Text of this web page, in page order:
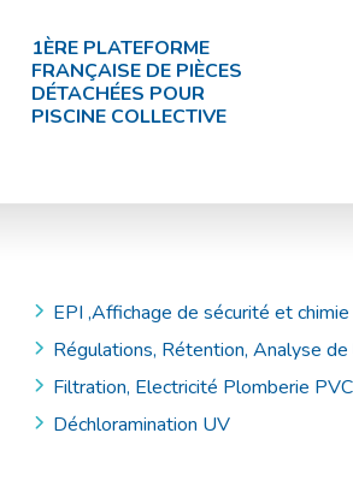
1ÈRE PLATEFORME
FRANÇAISE DE PIÈCES
DÉTACHÉES POUR
PISCINE COLLECTIVE
EPI ,Affichage de sécurité et
Régulations, Rétention, Analyse de
Filtration, Electricité Plomberie PVC
Déchloramination UV